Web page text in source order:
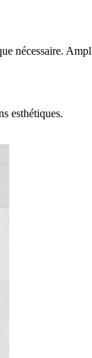
nécessaire.
esthétiques.